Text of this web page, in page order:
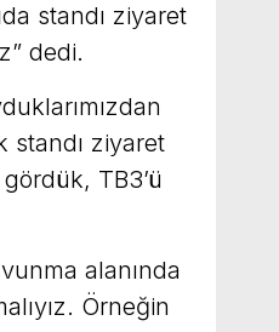
standı ziyaret
dedi.
ziyaret
TB3’ü
alanında
Örneğin